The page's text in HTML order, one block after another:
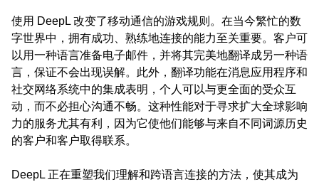
使用 DeepL 改变了移动通信的游戏规则。在当今繁忙的数
字世界中，拥有成功、熟练地连接的能力至关重要。客户可
以用一种语言准备电子邮件，并将其完美地翻译成另一种语
言，保证不会出现误解。此外，翻译功能在消息应用程序和
社交网络系统中的集成表明，个人可以与更全面的受众互
动，而不必担心沟通不畅。这种性能对于寻求扩大全球影响
力的服务尤其有利，因为它使他们能够与来自不同词源历史
的客户和客户取得联系。
DeepL 正在重塑我们理解和跨语言连接的方法，使其成为